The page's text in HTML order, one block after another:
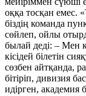
оққа тосқан емес.
біздің команда
сөйлеп, ойлы
былай деді: – Мен
кісідей білетін
сөзбен айтқанда,
бітіріп, дивизия
идірген, академия